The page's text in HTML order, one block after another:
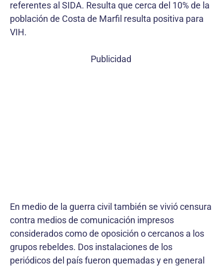
referentes al SIDA. Resulta que cerca del 10% de la
población de Costa de Marfil resulta positiva para
VIH.
Publicidad
En medio de la guerra civil también se vivió censura
contra medios de comunicación impresos
considerados como de oposición o cercanos a los
grupos rebeldes. Dos instalaciones de los
periódicos del país fueron quemadas y en general